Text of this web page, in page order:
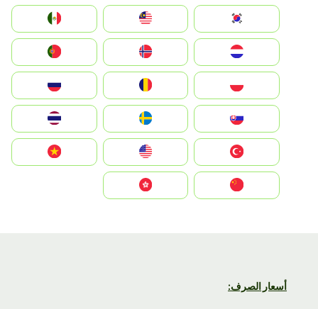
South Korea
Nederland
Portugal
România
Slovensko
United States
Vietnam
أسعار الصرف: